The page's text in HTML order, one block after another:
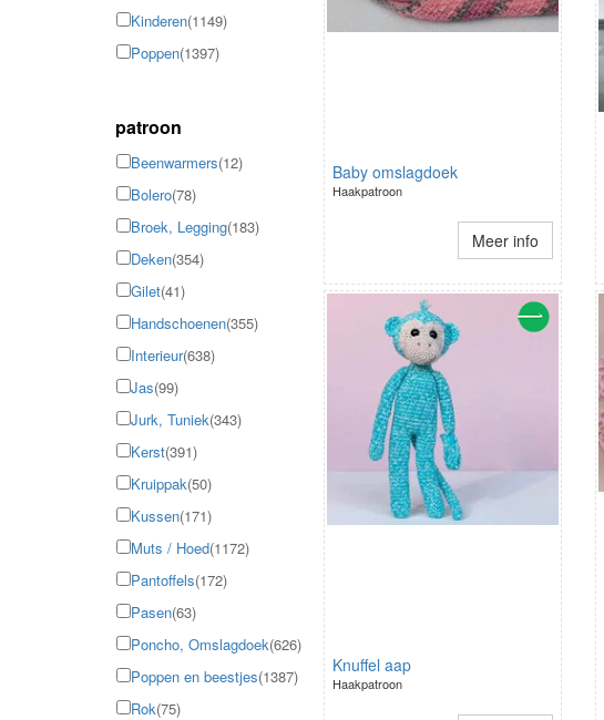
Kinderen(1149)
Poppen(1397)
patroon
Beenwarmers(12)
Bolero(78)
Broek, Legging(183)
Deken(354)
Gilet(41)
Handschoenen(355)
Interieur(638)
Jas(99)
Jurk, Tuniek(343)
Kerst(391)
Kruippak(50)
Kussen(171)
Muts / Hoed(1172)
Pantoffels(172)
Pasen(63)
Poncho, Omslagdoek(626)
Poppen en beestjes(1387)
Rok(75)
Baby omslagdoek
Haakpatroon
Meer info
Knuffel aap
Haakpatroon